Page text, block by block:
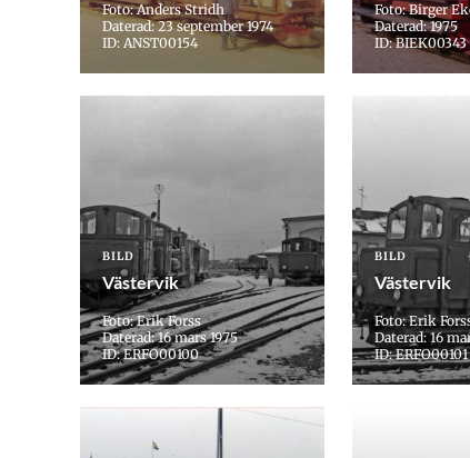
Foto: Anders Stridh
Daterad: 23 september 1974
ID: ANST00154
Foto: Birger
Daterad: 1975
ID: BIEK00343
BILD
Västervik
Foto: Erik Forss
Daterad: 16 mars 1975
ID: ERFO00100
BILD
Västervik
Foto: Erik
Daterad: 16
ID: ERFO00101